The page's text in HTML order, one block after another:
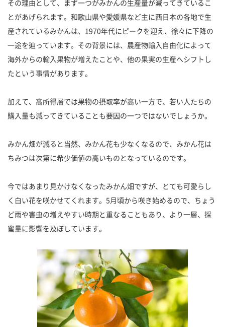
その理由として、まず一つがみかんの生産量が減ってきているこ
とがあげられます。和歌山県や愛媛県など主に西日本の各地で生
産されているみかんは、1970年代にピークを迎え、徐々に下降の
一途を辿っています。その背景には、農産物輸入自由化によって
海外からの輸入果物が増えたことや、他の果実の生産へシフトし
たという事情があります。
加えて、高所得層では果物の摂取率が高い一方で、若い人たちの
購入量も減ってきていることも要因の一つではないでしょうか。
みかん畑が減ると当然、みかん花も少なくなるので、みかん花は
ちみつは次第に希少価値の高いものとなっているのです。
今ではあまり見かけなくなったみかん畑ですが、とても可愛らし
く白い花を咲かせてくれます。5月頃から咲き始めるので、ちょう
ど雨や害虫の増えやすい時期と重なることもあり、より一層、採
蜜量に影響を及ぼしています。